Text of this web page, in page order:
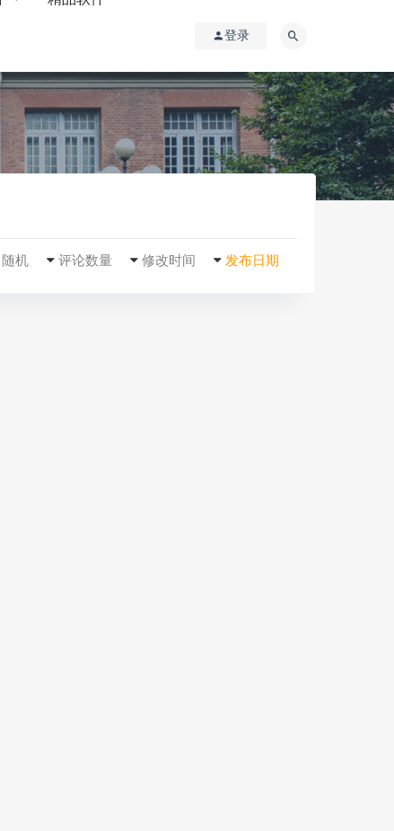
登录
发布日期
修改时间
评论数量
随机